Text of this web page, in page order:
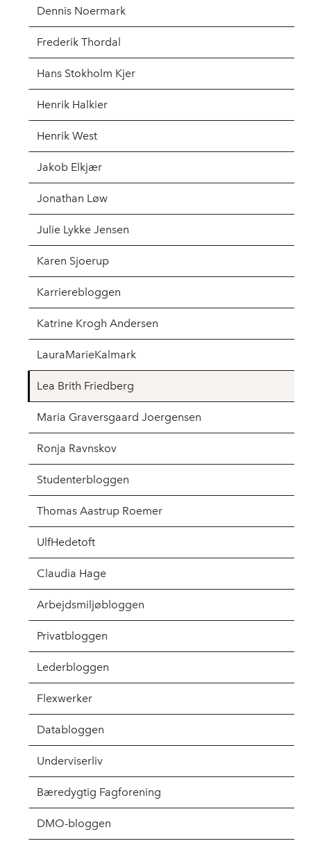
Dennis Noermark
Frederik Thordal
Hans Stokholm Kjer
Henrik Halkier
Henrik West
Jakob Elkjær
Jonathan Løw
Julie Lykke Jensen
Karen Sjoerup
Karrierebloggen
Katrine Krogh Andersen
LauraMarieKalmark
Lea Brith Friedberg
Maria Graversgaard Joergensen
Ronja Ravnskov
Studenterbloggen
Thomas Aastrup Roemer
UlfHedetoft
Claudia Hage
Arbejdsmiljøbloggen
Privatbloggen
Lederbloggen
Flexwerker
Databloggen
Underviserliv
Bæredygtig Fagforening
DMO-bloggen